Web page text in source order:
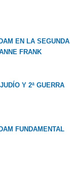
EN LA SEGUNDA
FRANK
Y 2ª GUERRA
FUNDAMENTAL